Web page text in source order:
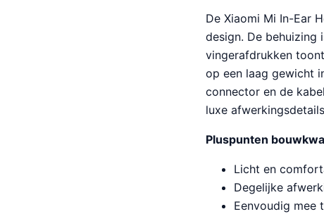
De Xiaomi Mi In-Ear
design. De
vingerafdrukken
op een laag gewicht
connector en de
luxe
Pluspunten
Licht en
Degelijke
Eenvoudig mee